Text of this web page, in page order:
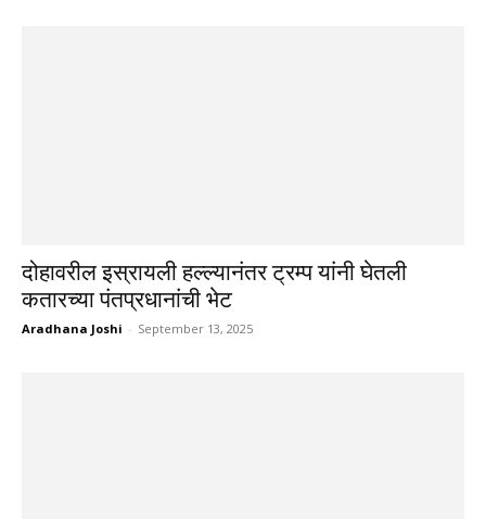
दोहावरील इस्रायली हल्ल्यानंतर ट्रम्प यांनी घेतली
कतारच्या पंतप्रधानांची भेट
Aradhana Joshi - September 13, 2025